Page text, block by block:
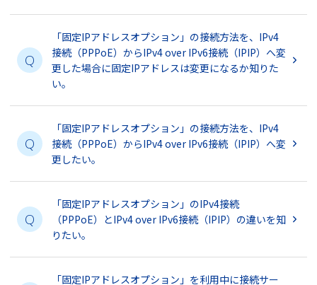
Q
「固定IPアドレスオプション」の接続方法を、IPv4
接続（PPPoE）からIPv4 over IPv6接続（IPIP）へ変
更した場合に固定IPアドレスは変更になるか知りた
い。
Q
「固定IPアドレスオプション」の接続方法を、IPv4
接続（PPPoE）からIPv4 over IPv6接続（IPIP）へ変
更したい。
Q
「固定IPアドレスオプション」のIPv4接続
（PPPoE）とIPv4 over IPv6接続（IPIP）の違いを知
りたい。
「固定IPアドレスオプション」を利用中に接続サー